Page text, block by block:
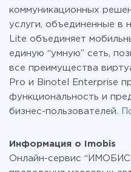
коммуникационных
услуги, объединенные в
Lite объединяет
единую “умную” сеть,
все преимущества
Pro и Binotel Enterprise
функциональность и
бизнес-пользователей.
Информация о Imobis
Онлайн-сервис